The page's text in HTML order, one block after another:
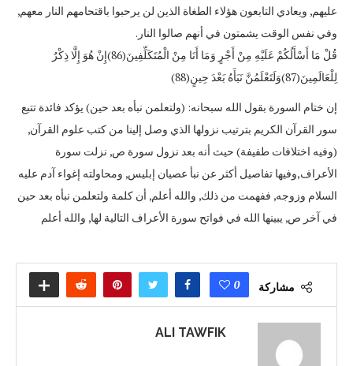
عليهم, ويعادي التابعون هؤلاء الطغاة الذين لن يرحبوا باقتحامهم النار معهم,
وفي نفس الوقت يشمتون في أنهم صالوا النار.
قُلْ مَا أَسْأَلُكُمْ عَلَيْهِ مِنْ أَجْرٍ وَمَا أَنَا مِنْ الْمُتَكَلِّفِينَ(86)إِنْ هُوَ إِلَّا ذِكْرٌ
لِلْعَالَمِينَ(87)وَلَتَعْلَمُنَّ نَبَأَهُ بَعْدَ حِينٍ(88)
إن ختام السورة بقول الله سبحانه: (ولتعلمن نبأه بعد حين) يؤكد فائدة تتبع
سور القرآن الكريم بترتيب نزولها الذي وصل إلينا من كتب علوم القرآن,
(وفيه اختلافات طفيفة) حيث أنه بعد نزول سورة ص, نزلت سورة
الأعراف,وفيها تفاصيل أكثر عن نبأ عصيان إبليس, ومحاولته إغواء آدم عليه
السلام وزوجه, ففهمت من ذلك, والله أعلم, أن كلمة ولتعلمن نبأه بعد حين
في آخر ص, يبينها الله في فواتح سورة الأعراف التالية لها, والله أعلم
مشاركة 0
ALI TAWFIK